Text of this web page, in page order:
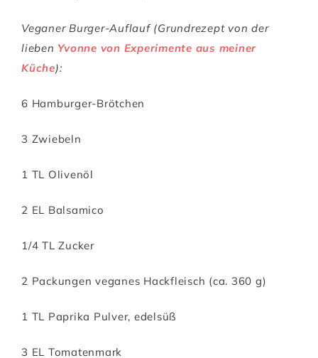
Veganer Burger-Auflauf (Grundrezept von der
lieben Yvonne von Experimente aus meiner
Küche):
6 Hamburger-Brötchen
3 Zwiebeln
1 TL Olivenöl
2 EL Balsamico
1/4 TL Zucker
2 Packungen veganes Hackfleisch (ca. 360 g)
1 TL Paprika Pulver, edelsüß
3 EL Tomatenmark